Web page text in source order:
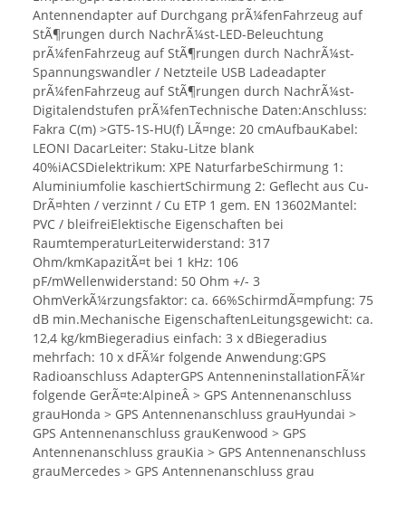
Antennendapter auf Durchgang prÃ¼fenFahrzeug auf
StÃ¶rungen durch NachrÃ¼st-LED-Beleuchtung
prÃ¼fenFahrzeug auf StÃ¶rungen durch NachrÃ¼st-
Spannungswandler / Netzteile USB Ladeadapter
prÃ¼fenFahrzeug auf StÃ¶rungen durch NachrÃ¼st-
Digitalendstufen prÃ¼fenTechnische Daten:Anschluss:
Fakra C(m) >GT5-1S-HU(f) LÃ¤nge: 20 cmAufbauKabel:
LEONI DacarLeiter: Staku-Litze blank
40%iACSDielektrikum: XPE NaturfarbeSchirmung 1:
Aluminiumfolie kaschiertSchirmung 2: Geflecht aus Cu-
DrÃ¤hten / verzinnt / Cu ETP 1 gem. EN 13602Mantel:
PVC / bleifreiElektische Eigenschaften bei
RaumtemperaturLeiterwiderstand: 317
Ohm/kmKapazitÃ¤t bei 1 kHz: 106
pF/mWellenwiderstand: 50 Ohm +/- 3
OhmVerkÃ¼rzungsfaktor: ca. 66%SchirmdÃ¤mpfung: 75
dB min.Mechanische EigenschaftenLeitungsgewicht: ca.
12,4 kg/kmBiegeradius einfach: 3 x dBiegeradius
mehrfach: 10 x dFÃ¼r folgende Anwendung:GPS
Radioanschluss AdapterGPS AntenneninstallationFÃ¼r
folgende GerÃ¤te:AlpineÂ > GPS Antennenanschluss
grauHonda > GPS Antennenanschluss grauHyundai >
GPS Antennenanschluss grauKenwood > GPS
Antennenanschluss grauKia > GPS Antennenanschluss
grauMercedes > GPS Antennenanschluss grau